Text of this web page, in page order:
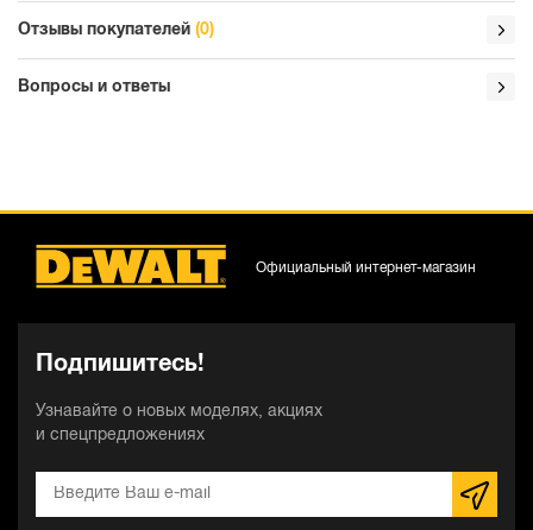
Отзывы покупателей (0)
Вопросы и ответы
Подпишитесь!
Узнавайте о новых моделях, акциях
и спецпредложениях
Официальный интернет-магазин